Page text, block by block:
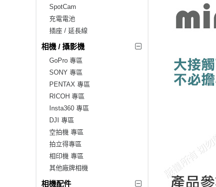
SpotCam
充電電池
插座 / 延長線
相機 / 攝影機
GoPro 專區
SONY 專區
PENTAX 專區
RICOH 專區
Insta360 專區
DJI 專區
空拍機 專區
拍立得專區
相印機 專區
其他廠牌相機
相機配件